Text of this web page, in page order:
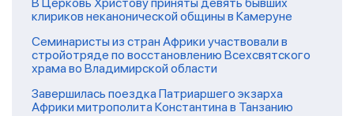
В Церковь Христову приняты девять бывших
клириков неканонической общины в Камеруне
Семинаристы из стран Африки участвовали в
стройотряде по восстановлению Всехсвятского
храма во Владимирской области
Завершилась поездка Патриаршего экзарха
Африки митрополита Константина в Танзанию